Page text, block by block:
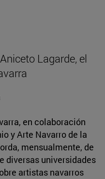
Lagarde, el
en colaboración
y Arte Navarro de la
mensualmente, de
diversas universidades
artistas navarros